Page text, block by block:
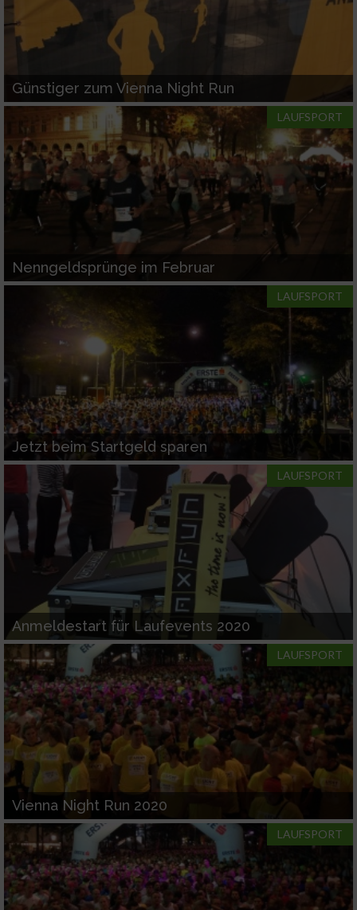
Günstiger zum Vienna Night Run
LAUFSPORT
Nenngeldsprünge im Februar
LAUFSPORT
Jetzt beim Startgeld sparen
LAUFSPORT
Anmeldestart für Laufevents 2020
LAUFSPORT
Vienna Night Run 2020
LAUFSPORT